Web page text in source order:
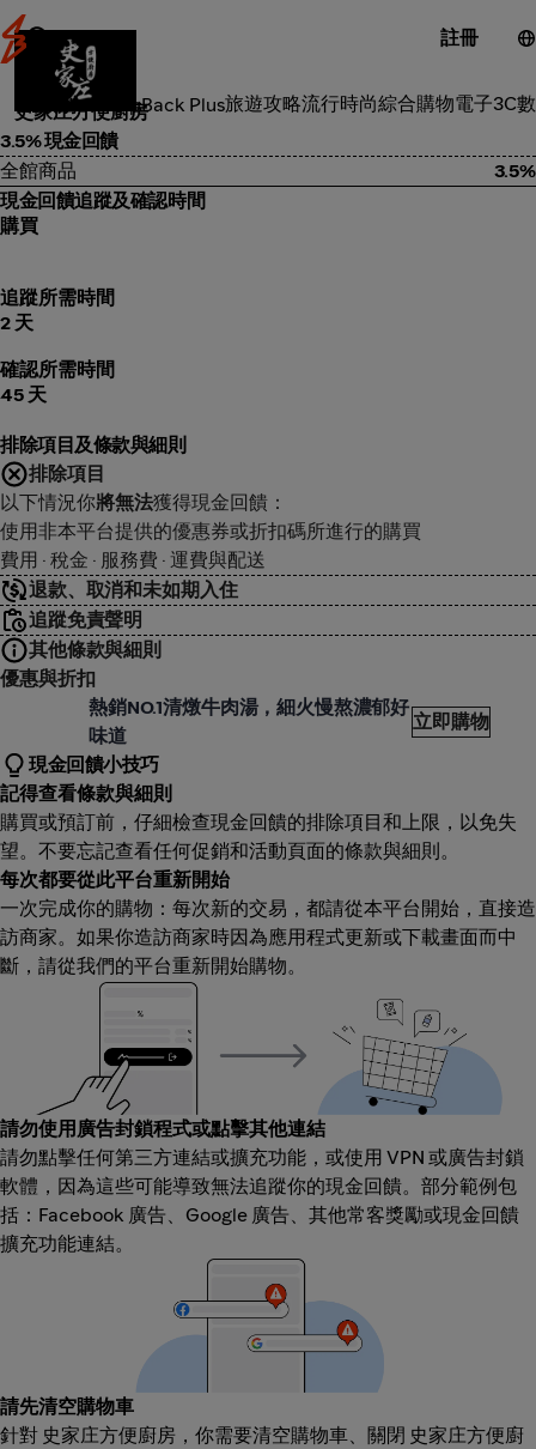
註冊
類別 ShopBack Plus旅遊攻略流行時尚綜合購物電子3C
食品雜貨
史家庄方便廚房
3.5% 現金回饋
全館商品
3.5%
現金回饋追蹤及確認時間
購買
追蹤所需時間
2 天
確認所需時間
45 天
排除項目及條款與細則
排除項目
以下情況你將無法獲得現金回饋：
使用非本平台提供的優惠券或折扣碼所進行的購買
費用 · 稅金 · 服務費 · 運費與配送
退款、取消和未如期入住
追蹤免責聲明
其他條款與細則
優惠與折扣
庄方便廚房熱銷NO.1清燉牛肉湯，細火慢熬濃郁好
味道
立即購物
現金回饋小技巧
記得查看條款與細則
購買或預訂前，仔細檢查現金回饋的排除項目和上限，以免失
望。不要忘記查看任何促銷和活動頁面的條款與細則。
每次都要從此平台重新開始
一次完成你的購物：每次新的交易，都請從本平台開始，直接造
訪商家。如果你造訪商家時因為應用程式更新或下載畫面而中
斷，請從我們的平台重新開始購物。
請勿使用廣告封鎖程式或點擊其他連結
請勿點擊任何第三方連結或擴充功能，或使用 VPN 或廣告封鎖
軟體，因為這些可能導致無法追蹤你的現金回饋。部分範例包
括：Facebook 廣告、Google 廣告、其他常客獎勵或現金回饋
擴充功能連結。
請先清空購物車
針對 史家庄方便廚房，你需要清空購物車、關閉 史家庄方便廚